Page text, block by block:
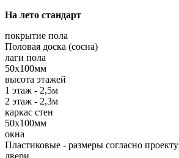
На лето стандарт
покрытие пола
Половая доска (сосна)
лаги пола
50х100мм
высота этажей
1 этаж - 2,5м
2 этаж - 2,3м
каркас стен
50х100мм
окна
Пластиковые - размеры согласно проекту